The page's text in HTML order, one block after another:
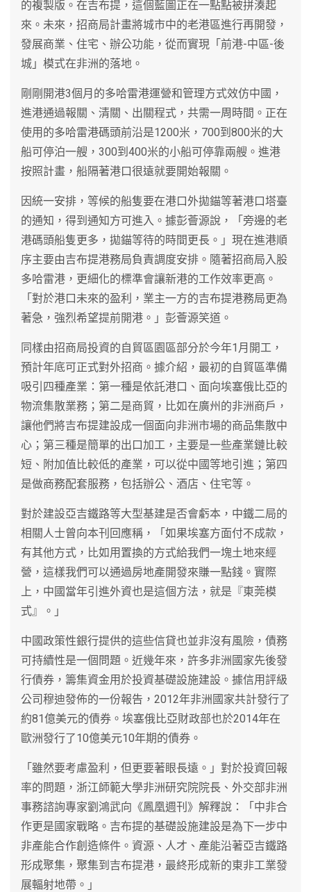
的複製版。在吉布提，這個藍圖正在一點點被拼湊起
來。未來，招商局計畫將城市中的老港區進行再開發，
發展商業、住宅、辦公功能，從而實現「前港-中區-後
城」模式在非洲的落地。
剛剛開港3個月的多哈雷港運營和管理方式效仿中國，
進港通過報關、清關、出關程式，共需一周時間。正在
使用的多哈雷港碼頭前沿是1200米，700到800米的大
船可停泊一艘，300到400米的小船可停靠兩艘。進港
按照計畫，船隔著港口很遠就要開始報關。
因統一安排，等候的船隻要在港口外拋錨等著港口塔臺
的通知，得到通知方可進入。據彭薈源說，「旁邊的老
港碼頭船隻更多，拋錨等待的時間更長。」現在進港順
序主要由吉布提港務局負責調度安排。隨著招商局入股
多哈雷港，更細化的標準會讓新港的工作效率更高。
「對於港口未來的盈利，業主一方的吉布提港務局更為
著急，強烈希望提前開港。」彭薈源笑道。
同樣由招商局投資的自貿區園區部分於今年1月開工，
預計年底可正式對外招商。據介紹，最初的自貿區準備
吸引四種產業：第一種是依託港口、面向埃塞俄比亞的
物流集散業務；第二是商貿，比如在廣州的非洲商戶，
讓他們將吉布提建設成一個面向非洲市場的商品集散中
心；第三種是簡單的出口加工，主要是一些產業鏈比較
短、附加值比較低的產業，可以從中國等地引進；第四
是做商務配套服務，包括辦公、酒店、住宅等。
對於建設亞吉鐵路等大型基建是否會虧本，中鐵二局的
相關人士曾向本刊回應稱，「如果埃塞方面付不成款，
有其他方式，比如用置換的方式給我們一塊土地來經
營，這樣我們可以通過房地產開發來賺一點錢。實際
上，中國當年引進外資也是這個方法，就是『東莞模
式』。」
中國政策性銀行提供的這些信貸也並非沒有風險，債務
可持續性是一個問題。近幾年來，許多非洲國家先後發
行債券，籌集資金用於投資基礎設施建設。據信用評級
公司穆迪發佈的一份報告，2012年非洲國家共計發行了
約81億美元的債券。埃塞俄比亞財政部也於2014年在
歐洲發行了10億美元10年期的債券。
「雖然要考慮盈利，但更要著眼長遠。」對於投資回報
率的問題，浙江師範大學非洲研究院院長、外交部非洲
事務諮詢專家劉鴻武向《鳳凰週刊》解釋說：「中非合
作更是國家戰略。吉布提的基礎設施建設是為下一步中
非產能合作創造條件。資源、人才、產能沿著亞吉鐵路
形成聚集，聚集到吉布提港，最終形成新的東非工業發
展輻射地帶。」